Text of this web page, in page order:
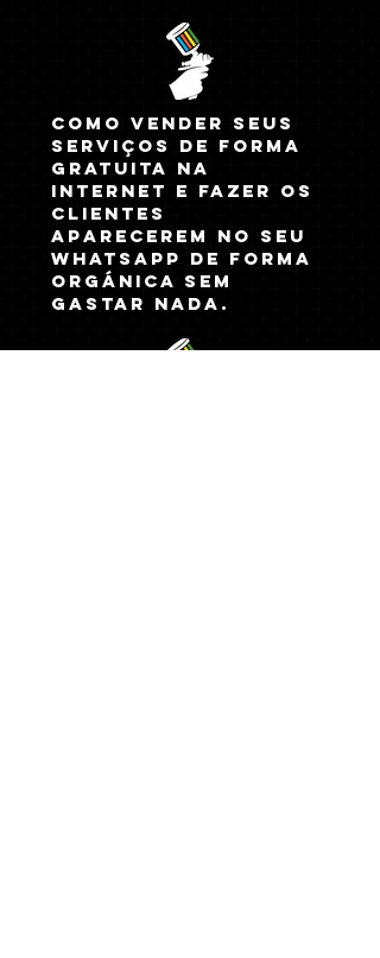
como vender seus
serviços de forma
gratuita na
internet e fazer os
clientes
aparecerem no seu
whatsapp DE FORMA
ORGÁNICA SEM
GASTAR NADA.